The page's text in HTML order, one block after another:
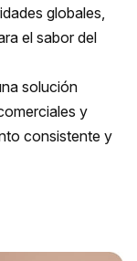
globales,
el sabor del
solución
y
consistente y